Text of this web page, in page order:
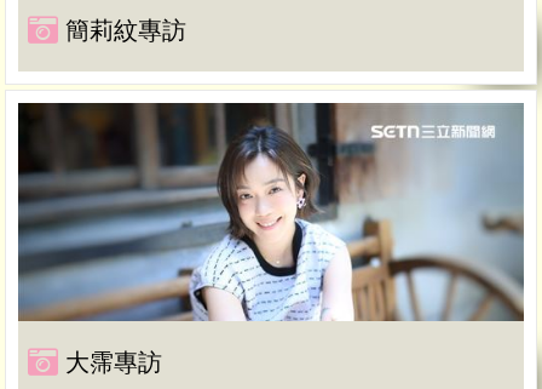
簡莉紋專訪
大霈專訪